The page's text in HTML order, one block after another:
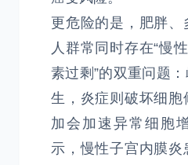
更危险的是，肥胖
人群常同时存在“慢
素过剩”的双重问题
生，炎症则破坏细胞
加会加速异常细胞
示，慢性子宫内膜炎